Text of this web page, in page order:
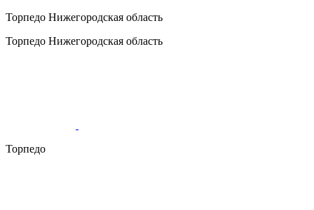
Торпедо Нижегородская область
Торпедо Нижегородская область
Торпедо